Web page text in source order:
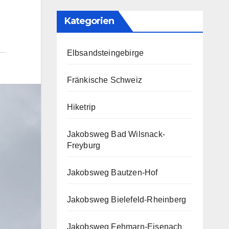
Kategorien
Elbsandsteingebirge
Fränkische Schweiz
Hiketrip
Jakobsweg Bad Wilsnack-
Freyburg
Jakobsweg Bautzen-Hof
Jakobsweg Bielefeld-Rheinberg
Jakobsweg Fehmarn-Eisenach